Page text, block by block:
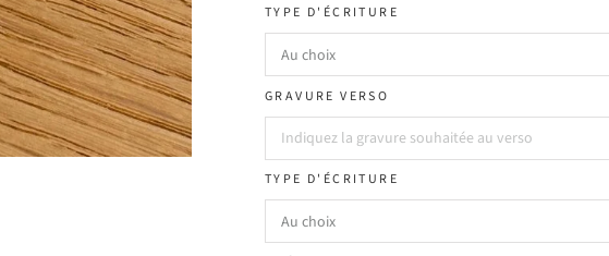
TYPE D'ÉCRITURE
GRAVURE VERSO
TYPE D'ÉCRITURE